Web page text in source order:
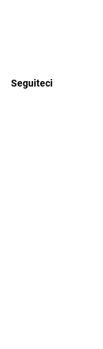
Seguiteci